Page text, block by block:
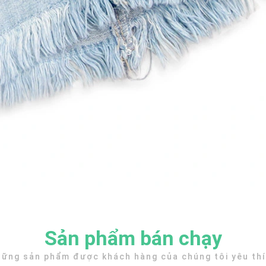
Sản phẩm bán chạy
sản phẩm được khách hàng của chúng tôi yêu